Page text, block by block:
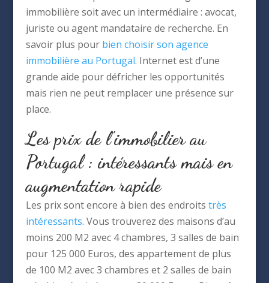
immobilière soit avec un intermédiaire : avocat,
juriste ou agent mandataire de recherche. En
savoir plus pour bien choisir son agence
immobilière au Portugal. Internet est d’une
grande aide pour défricher les opportunités
mais rien ne peut remplacer une présence sur
place.
Les prix de l’immobilier au
Portugal : intéressants mais en
augmentation rapide
Les prix sont encore à bien des endroits très
intéressants. Vous trouverez des maisons d’au
moins 200 M2 avec 4 chambres, 3 salles de bain
pour 125 000 Euros, des appartement de plus
de 100 M2 avec 3 chambres et 2 salles de bain